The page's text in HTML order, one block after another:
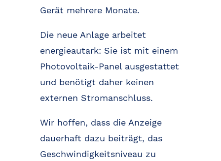
Gerät mehrere Monate.
Die neue Anlage arbeitet
energieautark: Sie ist mit einem
Photovoltaik-Panel ausgestattet
und benötigt daher keinen
externen Stromanschluss.
Wir hoffen, dass die Anzeige
dauerhaft dazu beiträgt, das
Geschwindigkeitsniveau zu